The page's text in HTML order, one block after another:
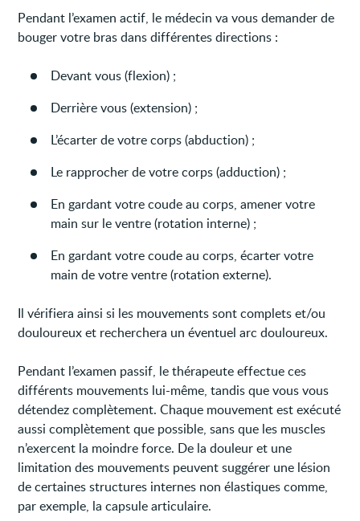
Pendant l’examen actif, le médecin va vous demander de
bouger votre bras dans différentes directions :
Devant vous (flexion) ;
Derrière vous (extension) ;
L’écarter de votre corps (abduction) ;
Le rapprocher de votre corps (adduction) ;
En gardant votre coude au corps, amener votre
main sur le ventre (rotation interne) ;
En gardant votre coude au corps, écarter votre
main de votre ventre (rotation externe).
Il vérifiera ainsi si les mouvements sont complets et/ou
douloureux et recherchera un éventuel arc douloureux.
Pendant l’examen passif, le thérapeute effectue ces
différents mouvements lui-même, tandis que vous vous
détendez complètement. Chaque mouvement est exécuté
aussi complètement que possible, sans que les muscles
n’exercent la moindre force. De la douleur et une
limitation des mouvements peuvent suggérer une lésion
de certaines structures internes non élastiques comme,
par exemple, la capsule articulaire.